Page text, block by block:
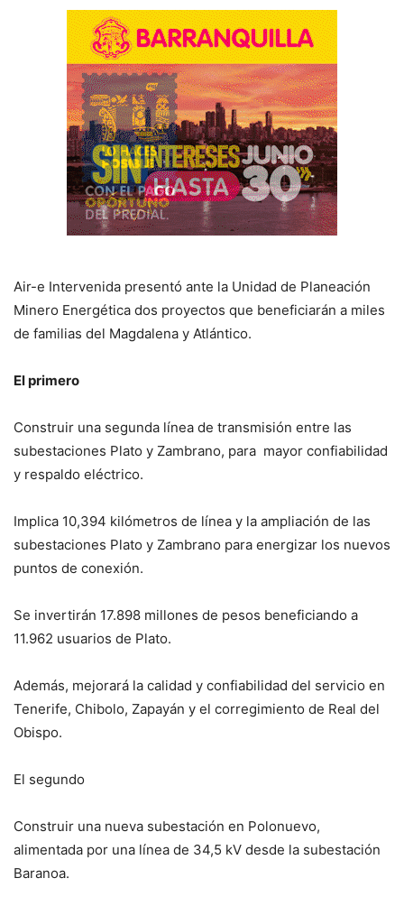
Air-e Intervenida presentó ante la Unidad de Planeación
Minero Energética dos proyectos que beneficiarán a miles
de familias del Magdalena y Atlántico.
El primero
Construir una segunda línea de transmisión entre las
subestaciones Plato y Zambrano, para mayor confiabilidad
y respaldo eléctrico.
Implica 10,394 kilómetros de línea y la ampliación de las
subestaciones Plato y Zambrano para energizar los nuevos
puntos de conexión.
Se invertirán 17.898 millones de pesos beneficiando a
11.962 usuarios de Plato.
Además, mejorará la calidad y confiabilidad del servicio en
Tenerife, Chibolo, Zapayán y el corregimiento de Real del
Obispo.
El segundo
Construir una nueva subestación en Polonuevo,
alimentada por una línea de 34,5 kV desde la subestación
Baranoa.